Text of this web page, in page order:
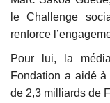
le Challenge
renforce
Pour lui, la
Fondation a aidé à
de 2,3 milliards de